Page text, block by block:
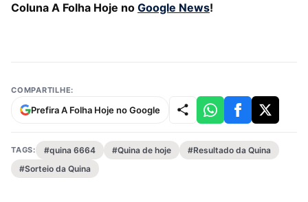
Coluna A Folha Hoje no Google News!
COMPARTILHE:
Prefira A Folha Hoje no Google
TAGS: #quina 6664 #Quina de hoje
#Resultado da Quina
#Sorteio da Quina